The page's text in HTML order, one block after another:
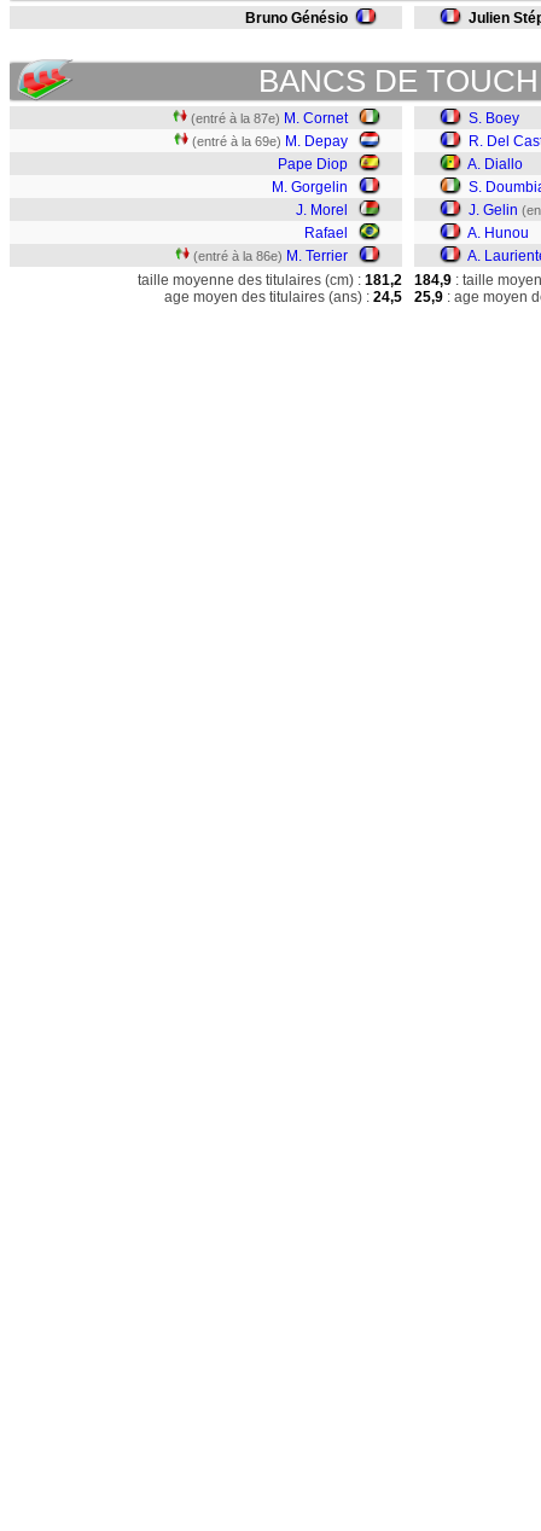
Bruno Génésio Julien
BANCS DE
(entré à la 87e) M. Cornet
(entré à la 69e) M. Depay
Pape Diop
M. Gorgelin
J. Morel
Rafael
(entré à la 86e) M. Terrier
S. Boey
R. Del
A. Diallo
S.
J. Gelin
A. Hunou
A.
taille moyenne des titulaires (cm) : 181,2
age moyen des titulaires (ans) : 24,5
184,9 : taille
25,9 : age moyen